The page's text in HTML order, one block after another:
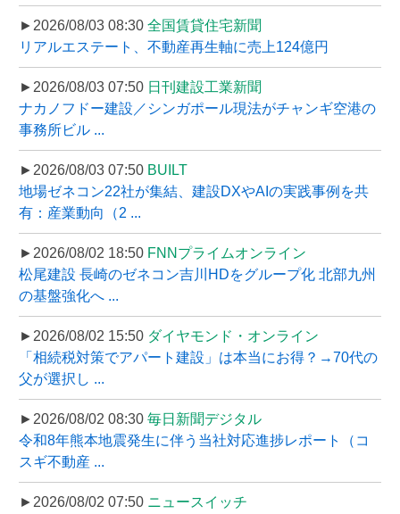
►2026/08/03 08:30 全国賃貸住宅新聞
リアルエステート、不動産再生軸に売上124億円
►2026/08/03 07:50 日刊建設工業新聞
ナカノフドー建設／シンガポール現法がチャンギ空港の
事務所ビル ...
►2026/08/03 07:50 BUILT
地場ゼネコン22社が集結、建設DXやAIの実践事例を共
有：産業動向（2 ...
►2026/08/02 18:50 FNNプライムオンライン
松尾建設 長崎のゼネコン吉川HDをグループ化 北部九州
の基盤強化へ ...
►2026/08/02 15:50 ダイヤモンド・オンライン
「相続税対策でアパート建設」は本当にお得？→70代の
父が選択し ...
►2026/08/02 08:30 毎日新聞デジタル
令和8年熊本地震発生に伴う当社対応進捗レポート（コ
スギ不動産 ...
►2026/08/02 07:50 ニュースイッチ